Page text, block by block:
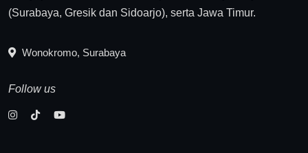
(Surabaya, Gresik dan Sidoarjo), serta Jawa Timur.
Wonokromo, Surabaya
Follow us